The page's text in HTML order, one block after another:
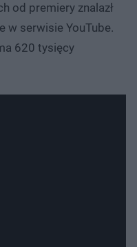
od premiery znalazł
w serwisie YouTube.
620 tysięcy